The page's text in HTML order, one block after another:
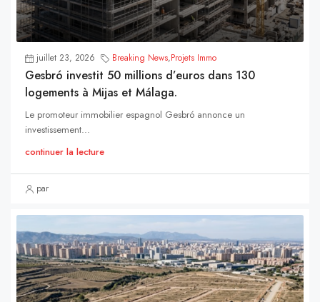
juillet 23, 2026 Breaking News,Projets Immo
Gesbró investit 50 millions d’euros dans 130
logements à Mijas et Málaga.
Le promoteur immobilier espagnol Gesbró annonce un
investissement...
continuer la lecture
par